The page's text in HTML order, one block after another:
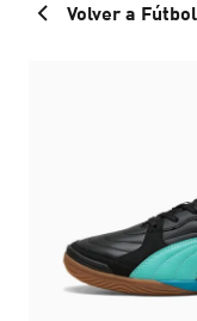
Volver a Fútbol